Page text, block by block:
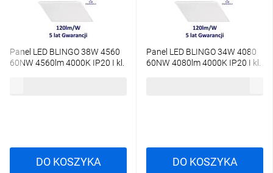
Panel LED BLINGO 38W 4560
60NW 4560lm 4000K IP20 I kl.
DO KOSZYKA
Panel LED BLINGO 34W 4080
60NW 4080lm 4000K IP20 I kl.
DO KOSZYKA